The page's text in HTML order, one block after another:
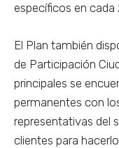
específicos en cada
El Plan también
de Participación
principales se
permanentes con
representativas del
clientes para